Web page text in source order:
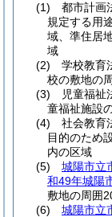
(1)
都市計画
規定する用
域、準住居
域
(2)
学校教育
校の敷地の
(3)
児童福祉
童福祉施設
(4)
社会教育
目的のため
内の区域
(5)
城陽市立
和49年城陽
敷地の周囲
(6)
城陽市立